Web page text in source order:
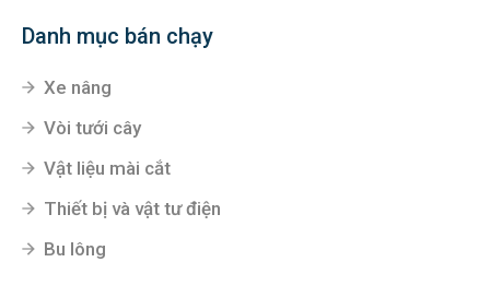
Danh mục bán chạy
Xe nâng
Vòi tưới cây
Vật liệu mài cắt
Thiết bị và vật tư điện
Bu lông